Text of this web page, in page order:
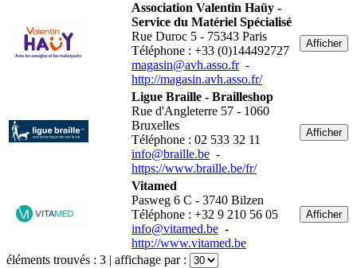
Association Valentin Haüy -
Service du Matériel Spécialisé
Rue Duroc 5 - 75343 Paris
Téléphone : +33 (0)144492727
magasin@avh.asso.fr-
http://magasin.avh.asso.fr/
Afficher
Ligue Braille - Brailleshop
Rue d'Angleterre 57 - 1060
Bruxelles
Téléphone : 02 533 32 11
info@braille.be -
https://www.braille.be/fr/
Afficher
Vitamed
Pasweg 6 C - 3740 Bilzen
Téléphone : +32 9 210 56 05
info@vitamed.be -
http://www.vitamed.be
Afficher
éléments trouvés : 3 | affichage par :